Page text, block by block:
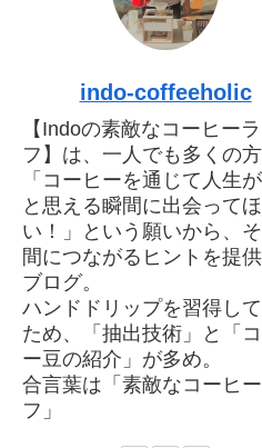
indo-coffeeholic
【Indoの素敵なコーヒー
フ】は、一人でも多くの
「コーヒーを通じて人生
と思える瞬間に出会って
い！」という願いから、
間につながるヒントを提
ブログ。
ハンドドリップを習得し
ため、「抽出技術」と「
ー豆の紹介」が多め。
合言葉は「素敵なコーヒ
フ」